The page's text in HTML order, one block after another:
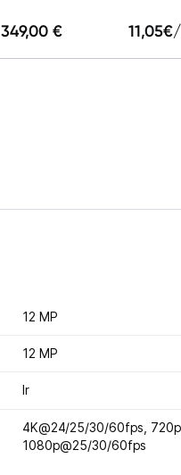
349,00 €
11,05
12 MP
12 MP
Ir
4K@24/25/30/60fps,
1080p@25/30/60fps